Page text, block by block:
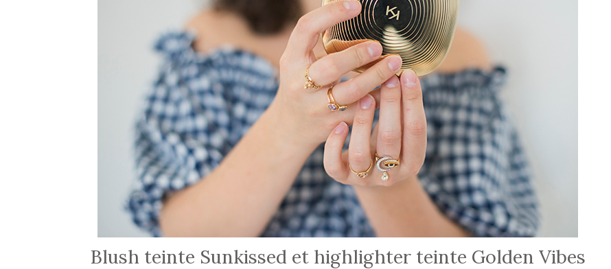
Blush teinte Sunkissed et highlighter teinte Golden Vibes